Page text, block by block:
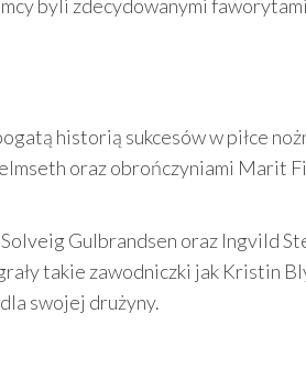
byli zdecydowanymi
historią sukcesów w piłce
oraz obrończyniami Marit
Gulbrandsen oraz Ingvild
takie zawodniczki jak Kristin
swojej drużyny.